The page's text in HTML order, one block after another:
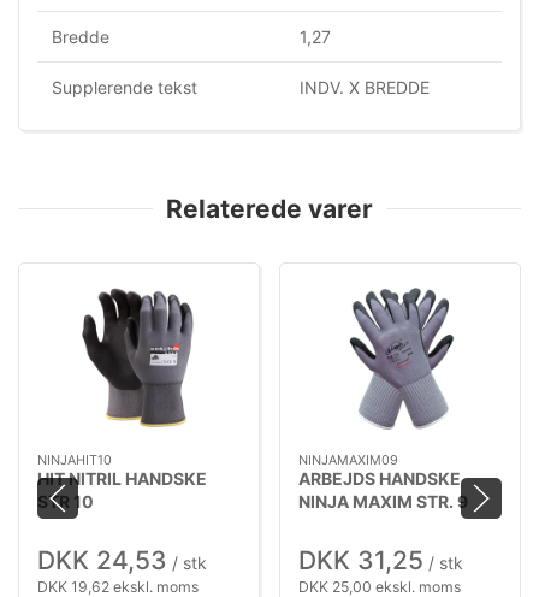
Bredde 1,27
Supplerende tekst INDV. X BREDDE
Relaterede varer
NINJAHIT10
HIT NITRIL HANDSKE
STR 10
DKK 24,53 / stk
DKK 19,62 ekskl. moms
NINJAMAXIM09
ARBEJDS HANDSKE
NINJA MAXIM STR. 9
DKK 31,25 / stk
DKK 25,00 ekskl. moms